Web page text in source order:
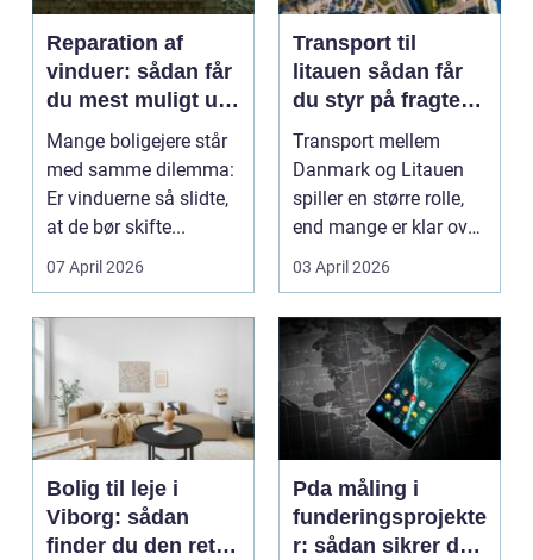
Reparation af
vinduer: sådan får
du mest muligt ud
af dine gamle
vinduer
Mange boligejere står
med samme dilemma:
Er vinduerne så slidte,
at de bør skifte...
07 April 2026
Transport til
litauen sådan får
du styr på fragten
til baltikum
Transport mellem
Danmark og Litauen
spiller en større rolle,
end mange er klar over.
Litauen er et n...
03 April 2026
Bolig til leje i
Viborg: sådan
finder du den rette
Pda måling i
funderingsprojekte
r: sådan sikrer du